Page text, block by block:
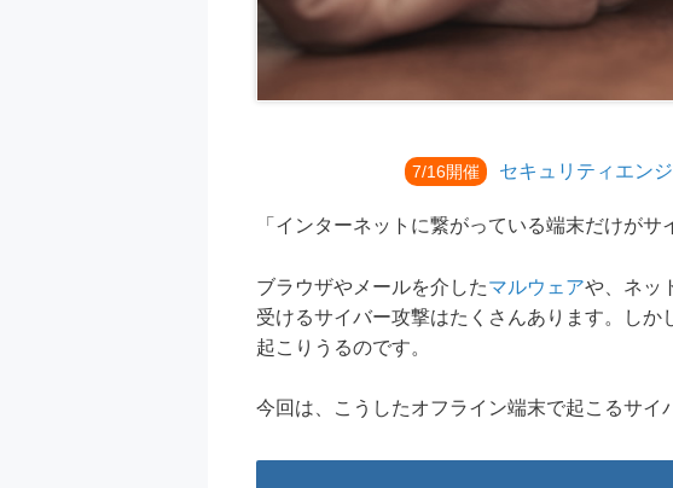
7/16開催 セキュリティエン
「インターネットに繋がっている端末だけが
ブラウザやメールを介したマルウェアや、ネッ
受けるサイバー攻撃はたくさんあります。し
起こりうるのです。
今回は、こうしたオフライン端末で起こるサイ